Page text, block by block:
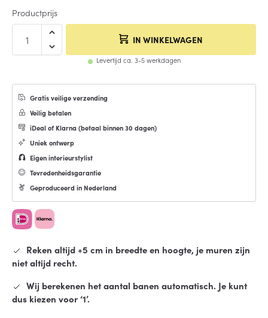
Productprijs
IN WINKELWAGEN
Levertijd ca. 3-5 werkdagen
Gratis veilige verzending
Veilig betalen
iDeal of Klarna (betaal binnen 30 dagen)
Uniek ontwerp
Eigen interieurstylist
Tevredenheidsgarantie
Geproduceerd in Nederland
Reken altijd +5 cm in breedte en hoogte, je muren zijn
niet altijd recht.
Wij berekenen het aantal banen automatisch. Je kunt
dus kiezen voor ‘1’.